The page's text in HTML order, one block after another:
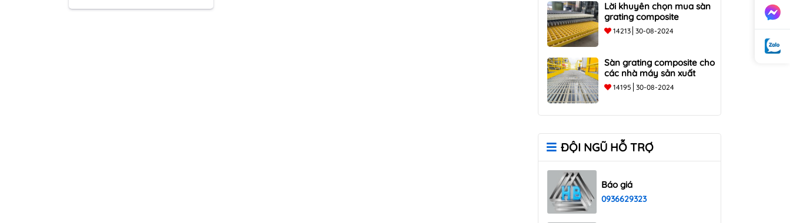
Lời khuyên chọn mua sàn
grating composite
14213 30-08-2024
Sàn grating composite cho
các nhà máy sản xuất
14195 30-08-2024
ĐỘI NGŨ HỖ TRỢ
Báo giá
0936629323